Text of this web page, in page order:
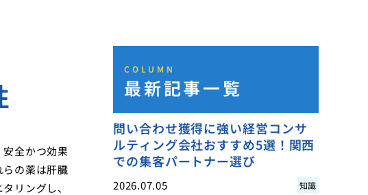
全かつ効果
の薬は肝臓
リングし、
COLUMN
最新記事一覧
問い合わせ獲得に強い経営コンサ
ルティング会社おすすめ5選！関西
での集客パートナー選び
2026.07.05 知識